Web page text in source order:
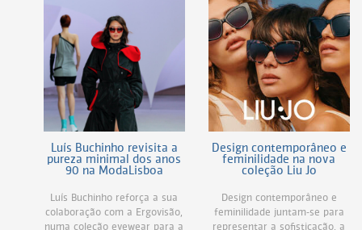
Luís Buchinho revisita a
pureza minimal dos anos
90 na ModaLisboa
Luís Buchinho reforça a sua
colaboração com a Ergovisão,
numa coleção eyewear para a
Design contemporâneo e
feminilidade na nova
coleção Liu Jo
Design contemporâneo e
feminilidade juntam-se para
representar a sofisticação, a